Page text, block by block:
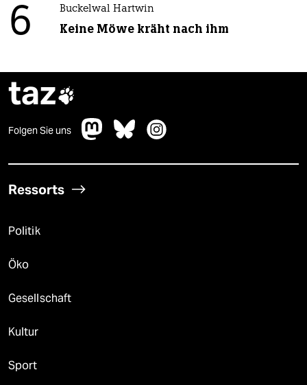
6 Buckelwal Hartwin
Keine Möwe kräht nach ihm
taz
Folgen Sie uns
Ressorts
Politik
Öko
Gesellschaft
Kultur
Sport